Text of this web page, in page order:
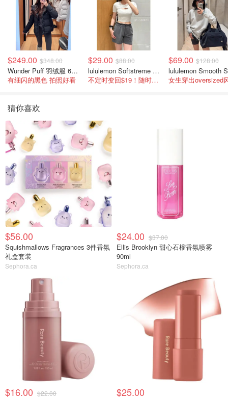
$249.00 $348.00
Wunder Puff 羽绒服 600蓬松度
有细闪的黑色 拍照好看
$29.00 $88.00
lululemon Softstreme 女士高腰短裤 10cm
不定时变回$19！随时点进来看
$69.00 $128.00
女生穿出oversized
猜你喜欢
$56.00
Squishmallows Fragrances 3件香氛
礼盒套装
Sephora.ca
$24.00 $37.00
Ellis Brooklyn 甜心石榴香氛喷雾
90ml
Sephora.ca
$16.00 $22.00 $25.00